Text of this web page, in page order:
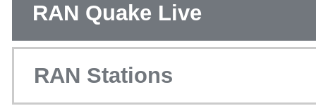
RAN Quake Live
RAN Stations